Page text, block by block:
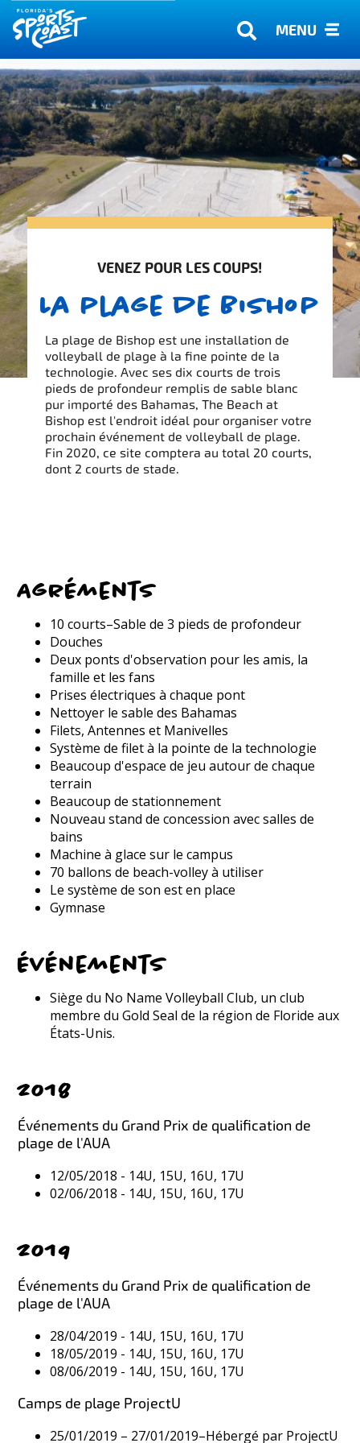
MENU
VENEZ POUR LES COUPS!
La plage de Bishop
La plage de Bishop est une installation de
volleyball de plage à la fine pointe de la
technologie. Avec ses dix courts de trois
pieds de profondeur remplis de sable blanc
pur importé des Bahamas, The Beach at
Bishop est l'endroit idéal pour organiser votre
prochain événement de volleyball de plage.
Fin 2020, ce site comptera au total 20 courts,
dont 2 courts de stade.
Agréments
10 courts–Sable de 3 pieds de profondeur
Douches
Deux ponts d'observation pour les amis, la
famille et les fans
Prises électriques à chaque pont
Nettoyer le sable des Bahamas
Filets, Antennes et Manivelles
Système de filet à la pointe de la technologie
Beaucoup d'espace de jeu autour de chaque
terrain
Beaucoup de stationnement
Nouveau stand de concession avec salles de
bains
Machine à glace sur le campus
70 ballons de beach-volley à utiliser
Le système de son est en place
Gymnase
Événements
Siège du No Name Volleyball Club, un club
membre du Gold Seal de la région de Floride aux
États-Unis.
2018
Événements du Grand Prix de qualification de
plage de l'AUA
12/05/2018 - 14U, 15U, 16U, 17U
02/06/2018 - 14U, 15U, 16U, 17U
2019
Événements du Grand Prix de qualification de
plage de l'AUA
28/04/2019 - 14U, 15U, 16U, 17U
18/05/2019 - 14U, 15U, 16U, 17U
08/06/2019 - 14U, 15U, 16U, 17U
Camps de plage ProjectU
25/01/2019 – 27/01/2019–Hébergé par ProjectU